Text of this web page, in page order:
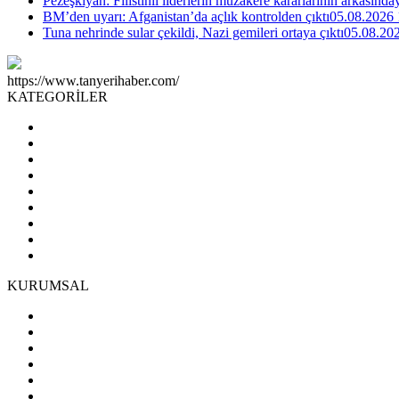
BM’den uyarı: Afganistan’da açlık kontrolden çıktı05.08.2026
Tuna nehrinde sular çekildi, Nazi gemileri ortaya çıktı
https://www.tanyerihaber.com/
KATEGORİLER
KURUMSAL